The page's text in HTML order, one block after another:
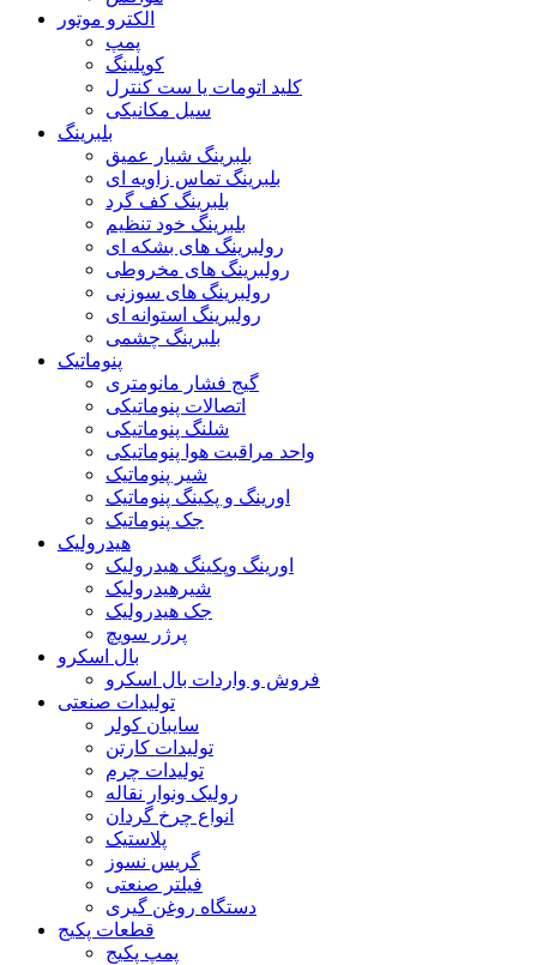
الکترو موتور
پمپ
کوپلینگ
کلید اتومات یا ست کنترل
سیل مکانیکی
بلبرینگ
بلبرینگ شیار عمیق
بلبرینگ تماس زاویه ای
بلبرینگ کف گرد
بلبرینگ خود تنظیم
رولبرینگ های بشکه ای
رولبرینگ های مخروطی
رولبرینگ های سوزنی
رولبرینگ استوانه ای
بلبرینگ چشمی
پنوماتیک
گیج فشار مانومتری
اتصالات پنوماتیکی
شلنگ پنوماتیکی
واحد مراقبت هوا پنوماتیکی
شیر پنوماتیک
اورینگ و پکینگ پنوماتیک
جک پنوماتیک
هیدرولیک
اورینگ وپکینگ هیدرولیک
شیرهیدرولیک
جک هیدرولیک
پرژر سویچ
بال اسکرو
فروش و واردات بال اسکرو
تولیدات صنعتی
سایبان کولر
تولیدات کارتن
تولیدات چرم
رولیک ونوار نقاله
انواع چرخ گردان
پلاستیک
گریس نسوز
فیلتر صنعتی
دستگاه روغن گیری
قطعات پکیج
پمپ پکیج